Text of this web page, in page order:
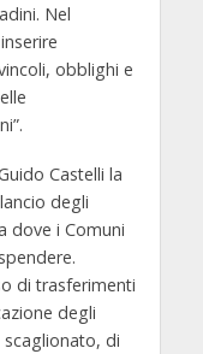
Nel
obblighi e
Castelli la
degli
dove i Comuni
di trasferimenti
degli
di